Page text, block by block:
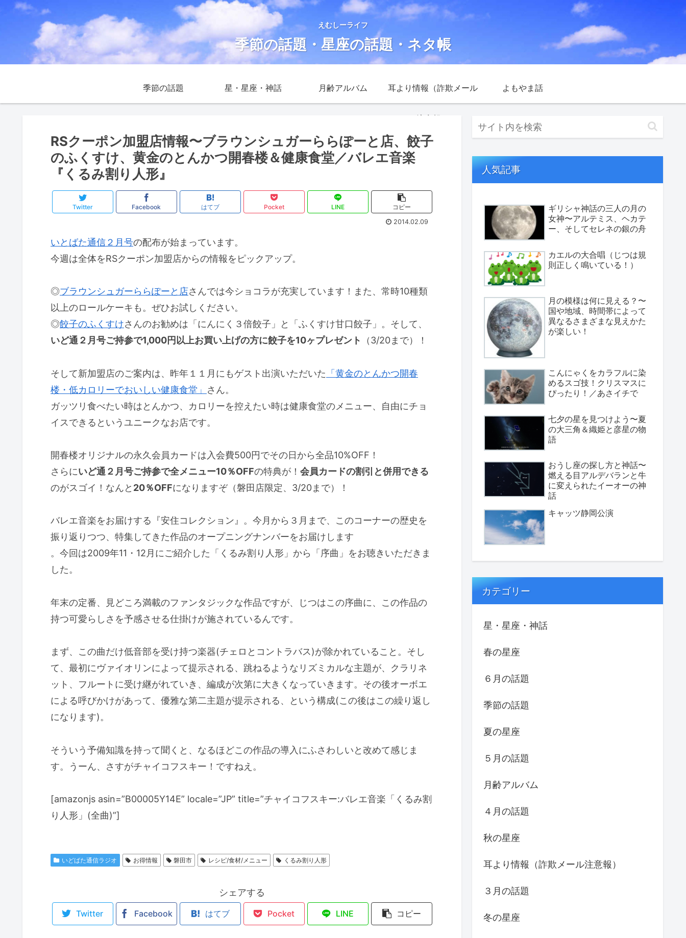
えむしーライフ
季節の話題・星座の話題・ネタ帳
季節の話題 星・星座・神話 月齢アルバム 耳より情報（詐欺メール
注意報）
よもやま話
RSクーポン加盟店情報〜ブラウンシュガーららぽーと店、餃子
のふくすけ、黄金のとんかつ開春楼＆健康食堂／バレエ音楽
『くるみ割り人形』
Twitter Facebook はてブ Pocket LINE
コピー
2014.02.09
いとばた通信２月号の配布が始まっています。
今週は全体をRSクーポン加盟店からの情報をピックアップ。
◎ブラウンシュガーららぽーと店さんでは今ショコラが充実しています！また、常時10種類
以上のロールケーキも。ぜひお試しください。
◎餃子のふくすけさんのお勧めは「にんにく３倍餃子」と「ふくすけ甘口餃子」。そして、
いど通２月号ご持参で1,000円以上お買い上げの方に餃子を10ヶプレゼント
（3/20まで）！
そして新加盟店のご案内は、昨年１１月にもゲスト出演いただいた 「黄金のとんかつ開春
楼・低カロリーでおいしい健康食堂」 さん。
ガッツリ食べたい時はとんかつ、カロリーを控えたい時は健康食堂のメニュー、自由にチョ
イスできるというユニークなお店です。
開春楼オリジナルの永久会員カードは入会費500円でその日から全品10%OFF！
さらにいど通２月号ご持参で全メニュー10％OFFの特典が！ 会員カードの割引と併用できる
のがスゴイ！なんと 20％OFFになりますぞ（磐田店限定、3/20まで）！
バレエ音楽をお届けする『安住コレクション』。今月から３月まで、このコーナーの歴史を
振り返りつつ、特集してきた作品のオープニングナンバーをお届けします
。今回は2009年11・12月にご紹介した「くるみ割り人形」から「序曲」をお聴きいただきま
した。
年末の定番、見どころ満載のファンタジックな作品ですが、じつはこの序曲に、この作品の
持つ可愛らしさを予感させる仕掛けが施されているんです。
まず、この曲だけ低音部を受け持つ楽器(チェロとコントラバス)が除かれていること。そし
て、最初にヴァイオリンによって提示される、跳ねるようなリズミカルな主題が、クラリネ
ット、フルートに受け継がれていき、編成が次第に大きくなっていきます。その後オーボエ
による呼びかけがあって、優雅な第二主題が提示される、という構成(この後はこの繰り返し
になります)。
そういう予備知識を持って聞くと、なるほどこの作品の導入にふさわしいと改めて感じま
す。うーん、さすがチャイコフスキー！ですねえ。
[amazonjs asin=”B00005Y14E” locale=”JP” title=”チャイコフスキー:バレエ音楽「くるみ割
り人形」(全曲)”]
いどばた通信ラジオ お得情報 磐田市 レシピ/食材/メニュー くるみ割り人形
シェアする
Twitter Facebook はてブ Pocket LINE コピー
人気記事
ギリシャ神話の三人の月の
女神〜アルテミス、ヘカテ
ー、そしてセレネの銀の舟
カエルの大合唱（じつは規
則正しく鳴いている！）
月の模様は何に見える？〜
国や地域、時間帯によって
異なるさまざまな見えかた
が楽しい！
こんにゃくをカラフルに染
めるスゴ技！クリスマスに
ぴったり！／あさイチで
七夕の星を見つけよう〜夏
の大三角＆織姫と彦星の物
語
おうし座の探し方と神話〜
燃える目アルデバランと牛
に変えられたイーオーの神
話
キャッツ静岡公演
カテゴリー
星・星座・神話
春の星座
６月の話題
季節の話題
夏の星座
５月の話題
月齢アルバム
４月の話題
秋の星座
耳より情報（詐欺メール注意報）
３月の話題
冬の星座